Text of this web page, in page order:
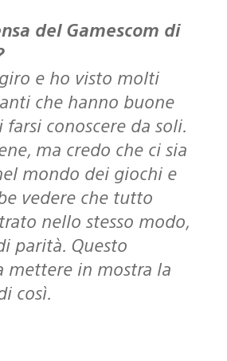
e ho visto molti
che hanno buone
conoscere da soli.
ma credo che ci sia
mondo dei giochi e
vedere che tutto
nello stesso modo,
parità. Questo
mettere in mostra la
così.